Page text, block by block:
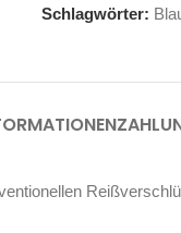
Schlagwörter: